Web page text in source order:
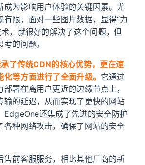
成为影响用户体验的关键因素。尤
有限，面对一些图片数据，显得“力
，就很好的解决了这个问题，但
的问题。
了传统CDN的核心优势，更在速
等方面进行了全面升级。 它通过
署在离用户更近的边缘节点上，
输的延迟，从而实现了更快的网站
EdgeOne还集成了先进的安全防护
各种网络攻击，确保了网站的安全
售前客服服务，相比其他厂商的新